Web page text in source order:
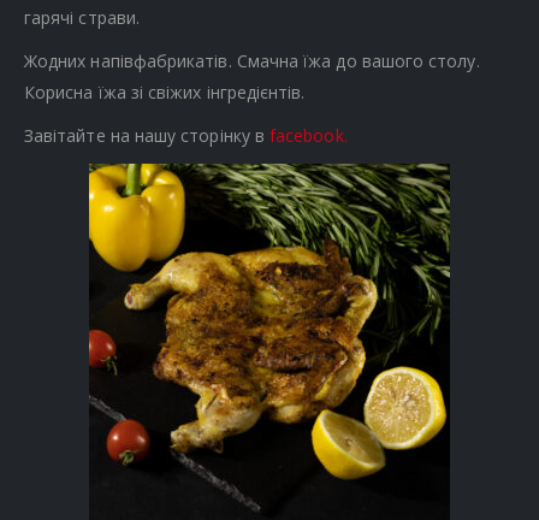
гарячі страви.
Жодних напівфабрикатів. Смачна їжа до вашого столу.
Корисна їжа зі свіжих інгредієнтів.
Завітайте на нашу сторінку вfacebook.